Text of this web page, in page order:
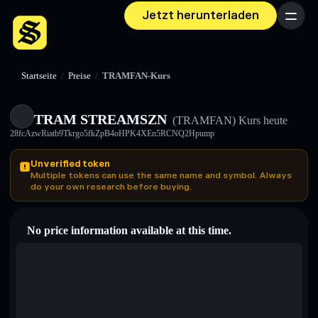
Jetzt herunterladen Menü
Startseite / Preise / TRAMFAN-Kurs
TRAM STREAMSZN (TRAMFAN) Kurs heute
28fcAzwRiatb9Tkrgo5fkZpB4oHPK4XEn5RCNQ2Hpump
Unverified token
Multiple tokens can use the same name and symbol. Always
do your own research before buying.
No price information available at this time.